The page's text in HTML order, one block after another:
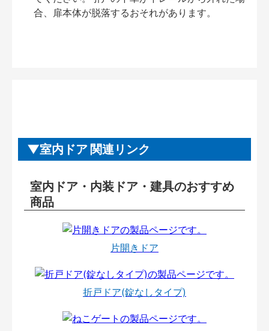
合、扉本体が脱落するおそれがあります。
室内ドア 関連リンク
室内ドア・内装ドア・建具のおすすめ
商品
片開きドア
折戸ドア(錠なしタイプ)